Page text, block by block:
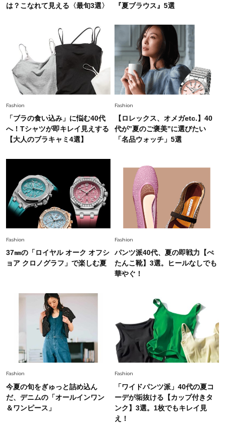
今、40代の「メガネ＆サングラス」のトレンド
Fashion 2026.8.5
オシャレ40代の【ワンピ＆オールインワン】最
旬着こなし3選。地味見え回避のコツは「バッグ
選び」！
やぐ【甘め黒アイテム】3選
【最旬かごバッグ】6選
Fashion 2026.7.2
【40代夏コーデ】猛暑でも快適＆上品に！体型
カバーも叶う厳選アイテム〈13選〉
は？こなれて見える〈最旬3選〉
『夏ブラウス』5選
Fashion
「ブラの食い込み」に悩む40代
へ！Tシャツが即キレイ見えする
【大人のブラキャミ4選】
Fashion
【ロレックス、オメガetc.】40
代が”夏のご褒美”に選びたい
「名品ウォッチ」5選
Fashion
37㎜の「ロイヤル オーク オフシ
ョア クロノグラフ」で楽しむ夏
Fashion
パンツ派40代、夏の即戦力【ぺ
たんこ靴】3選。ヒールなしでも
華やぐ！
Fashion
今夏の旬をぎゅっと詰め込ん
だ、デニムの「オールインワン
＆ワンピース」
Fashion
「ワイドパンツ派」40代の夏コ
ーデが垢抜ける【カップ付きタ
ンク】3選。1枚でもキレイ見
え！